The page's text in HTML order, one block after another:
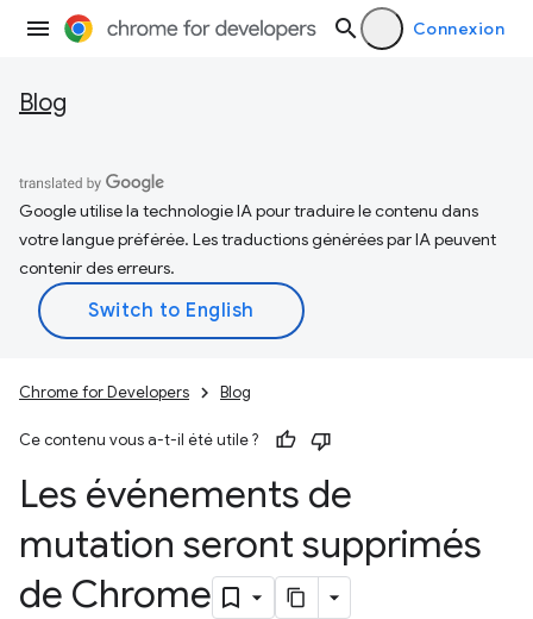
Connexion
Blog
Google utilise la technologie IA pour traduire le contenu dans
votre langue préférée. Les traductions générées par IA peuvent
contenir des erreurs.
Chrome for Developers Blog
Ce contenu vous a-t-il été utile ?
Les événements de
mutation seront supprimés
de Chrome